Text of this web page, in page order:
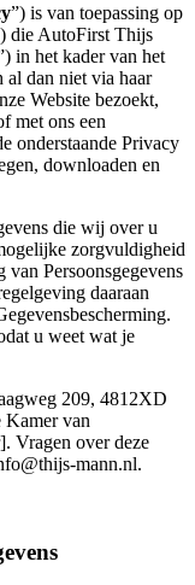
”) is van toepassing op
die AutoFirst Thijs
in het kader van het
al dan niet via haar
Website bezoekt,
met ons een
onderstaande Privacy
downloaden en
die wij over u
zorgvuldigheid
Persoonsgegevens
daaraan
u weet wat je
209, 4812XD
Kamer van
Vragen over deze
mann.nl.